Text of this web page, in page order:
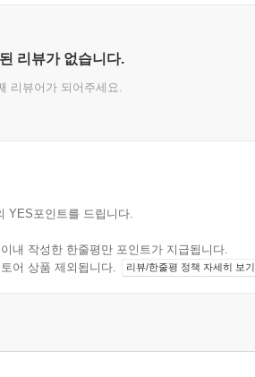
리뷰가 없습니다.
리뷰어가 되어주세요.
YES포인트를 드립니다.
내 작성한 한줄평만 포인트가 지급됩니다.
어 상품 제외됩니다.
리뷰/한줄평 정책 자세히 보기